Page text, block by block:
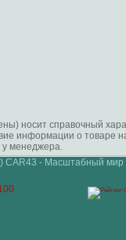
носит справочный
информации о
у менеджера.
CAR43 - Масштабный мир